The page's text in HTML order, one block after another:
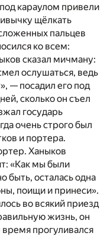
караулом привели
щёлкать
пальцев
ко всем:
сказал мичману:
ослушаться, ведь
— посадил его под
сколько он съел
государь
очень строго был
и портера.
Ханыков
«Как мы были
быть, осталась одна
поищи и принеси».
во всякий приезд
жизнь, он
время прогуливался